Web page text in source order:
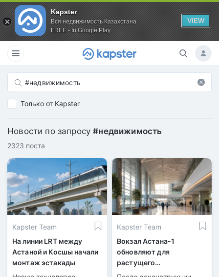
Kapster
Вся недвижимость Казахстана
FREE - In Google Play
VIEW
Только от Kapster
Новости по запросу#недвижимость
2323 поста
Kapster Team
На линии LRT между
Астаной и Косшы начали
монтаж эстакады
Kapster Team
Вокзал Астана-1
обновляют для
растущего
пассажиропотока